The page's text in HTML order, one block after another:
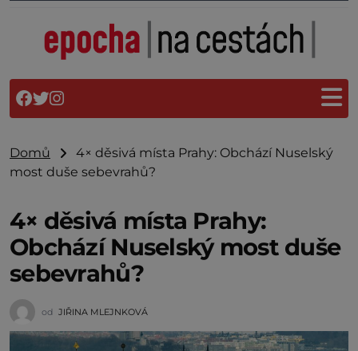
Domů
4× děsivá místa Prahy: Obchází Nuselský
most duše sebevrahů?
4× děsivá místa Prahy:
Obchází Nuselský most duše
sebevrahů?
od JIŘINA MLEJNKOVÁ